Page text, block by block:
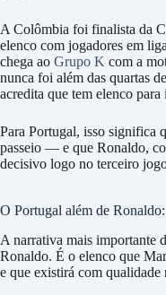
A Colômbia foi finalista da
elenco com jogadores em
chega ao Grupo K com a
nunca foi além das quartas
acredita que tem elenco para
Para Portugal, isso significa
passeio — e que Ronaldo,
decisivo logo no terceiro
O Portugal além de
A narrativa mais importante
Ronaldo. É o elenco que
e que existirá com qualidade